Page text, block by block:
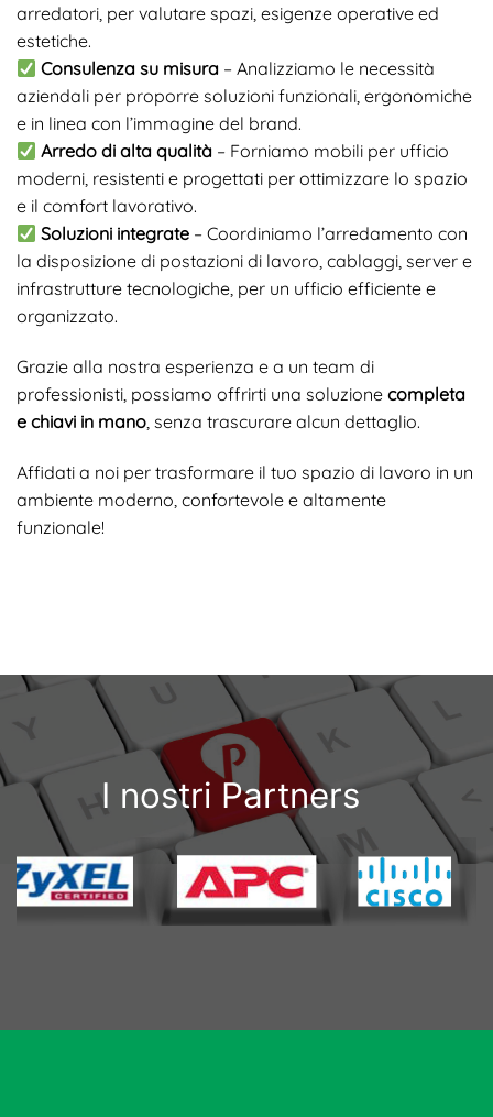
arredatori, per valutare spazi, esigenze operative ed
estetiche.
Consulenza su misura – Analizziamo le necessità
aziendali per proporre soluzioni funzionali, ergonomiche
e in linea con l’immagine del brand.
Arredo di alta qualità – Forniamo mobili per ufficio
moderni, resistenti e progettati per ottimizzare lo spazio
e il comfort lavorativo.
Soluzioni integrate – Coordiniamo l’arredamento con
la disposizione di postazioni di lavoro, cablaggi, server e
infrastrutture tecnologiche, per un ufficio efficiente e
organizzato.
Grazie alla nostra esperienza e a un team di
professionisti, possiamo offrirti una soluzione completa
e chiavi in mano , senza trascurare alcun dettaglio.
Affidati a noi per trasformare il tuo spazio di lavoro in un
ambiente moderno, confortevole e altamente
funzionale!
I nostri Partners